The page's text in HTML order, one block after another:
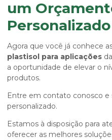
um
Personalizado
Agora que você já conhece
plastisol para aplicações
a oportunidade de elevar o
produtos.
Entre em contato conosco
personalizado.
Estamos à disposição para
oferecer as melhores